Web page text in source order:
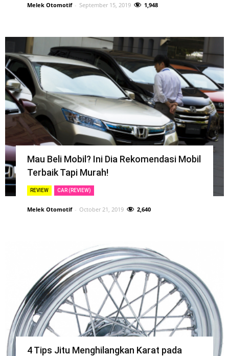
Melek Otomotif - September 15, 2019 1,948
Mau Beli Mobil? Ini Dia Rekomendasi Mobil
Terbaik Tapi Murah!
REVIEW CAR (REVIEW)
Melek Otomotif - October 21, 2019 2,640
4 Tips Jitu Menghilangkan Karat pada